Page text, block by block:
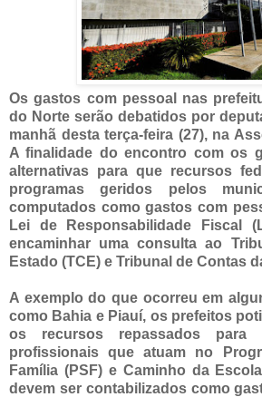
Os gastos com pessoal nas
do Norte serão debatidos por
manhã desta terça-feira (27), na
A finalidade do encontro com os
alternativas para que recursos
programas geridos pelos
computados como gastos com
Lei de Responsabilidade Fiscal
encaminhar uma consulta ao
Estado (TCE) e Tribunal de Contas
A exemplo do que ocorreu em
como Bahia e Piauí, os prefeitos
os recursos repassados para
profissionais que atuam no
Família (PSF) e Caminho da
devem ser contabilizados como